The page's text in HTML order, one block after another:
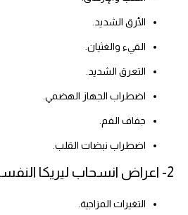
الأرق الشديد.
القيء والغثيان.
التعرق الشديد.
اضطراب الجهاز الهضمي.
جفاف الفم.
اضطراب نبضات القلب.
2- اعراض انسحاب ليريكا النفسية
التغيرات المزاجية.